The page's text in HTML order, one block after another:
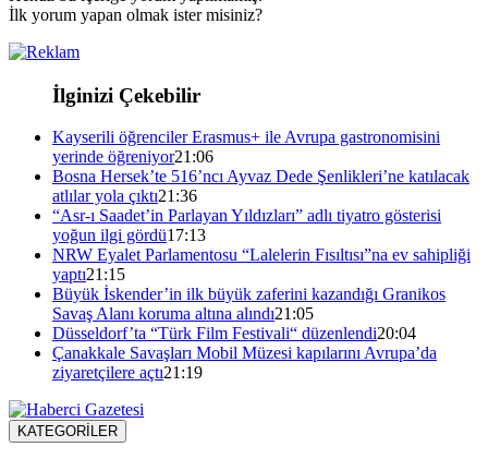
İlk yorum yapan olmak ister misiniz?
İlginizi Çekebilir
Kayserili öğrenciler Erasmus+ ile Avrupa gastronomisini
yerinde öğreniyor21:06
Bosna Hersek’te 516’ncı Ayvaz Dede Şenlikleri’ne katılacak
atlılar yola çıktı21:36
“Asr-ı Saadet’in Parlayan Yıldızları” adlı tiyatro gösterisi
yoğun ilgi gördü17:13
NRW Eyalet Parlamentosu “Lalelerin Fısıltısı”na ev sahipliği
yaptı21:15
Büyük İskender’in ilk büyük zaferini kazandığı Granikos
Savaş Alanı koruma altına alındı21:05
Düsseldorf’ta “Türk Film Festivali“ düzenlendi20:04
Çanakkale Savaşları Mobil Müzesi kapılarını Avrupa’da
ziyaretçilere açtı21:19
KATEGORİLER